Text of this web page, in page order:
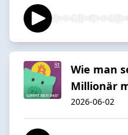
Wie man
Millionär
2026-06-02